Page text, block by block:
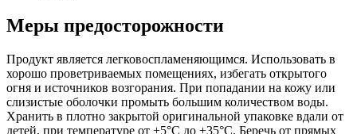
Меры предосторожности
Продукт является легковоспламеняющимся. Использовать в
хорошо проветриваемых помещениях, избегать открытого
огня и источников возгорания. При попадании на кожу или
слизистые оболочки промыть большим количеством воды.
Хранить в плотно закрытой оригинальной упаковке вдали от
детей, при температуре от +5°C до +35°C. Беречь от прямых